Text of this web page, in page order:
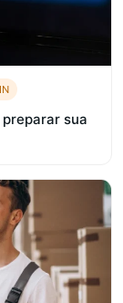
sua